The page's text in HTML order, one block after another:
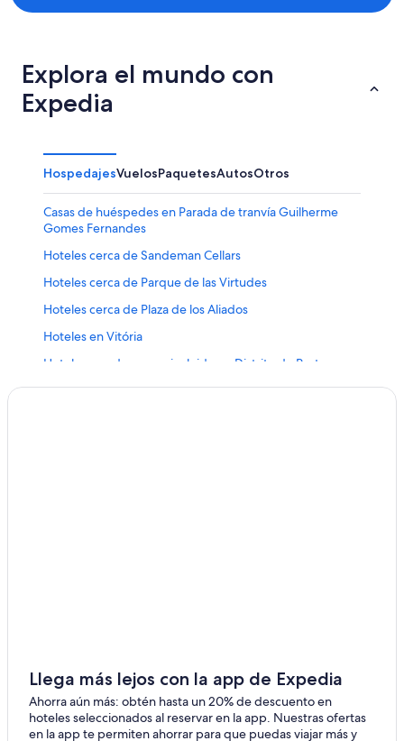
Explora el mundo con
Expedia
HospedajesVuelosPaquetesAutosOtros
Casas de huéspedes en Parada de tranvía Guilherme
Gomes Fernandes
Hoteles cerca de Sandeman Cellars
Hoteles cerca de Parque de las Virtudes
Hoteles cerca de Plaza de los Aliados
Hoteles en Vitória
Hoteles con desayuno incluido en Distrito de Porto
Hoteles con guardería en Distrito de Porto
Hoteles baratos en Sé
Hoteles cerca de la catedral en Sé
Llega más lejos con la app de Expedia
Ahorra aún más: obtén hasta un 20% de descuento en
hoteles seleccionados al reservar en la app. Nuestras ofertas
en la app te permiten ahorrar para que puedas viajar más y